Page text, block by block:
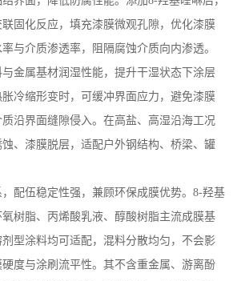
固化反应，填充漆膜微观孔隙，优化漆膜
与介质渗透率，阻隔腐蚀介质向内渗透。
金属基材润湿性能，提升干湿状态下涂层
冷缩形变时，可缓冲界面应力，避免漆膜
沿界面缝隙侵入。在高盐、高湿沿海工况
蚀、漆膜脱层，适配户外钢结构、桥梁、罐
配伍稳定性强，兼顾环保成膜优势。 8-羟基
树脂、丙烯酸乳液、醇酸树脂主流成膜基
型涂料均可适配，混料分散均匀，不会影
度与涂刷流平性。其不含重金属、游离酚